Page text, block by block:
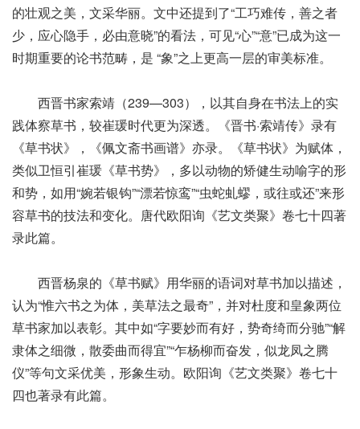
的壮观之美，文采华丽。文中还提到了“工巧难传，善之者
少，应心隐手，必由意晓”的看法，可见“心”“意”已成为这一
时期重要的论书范畴，是 “象”之上更高一层的审美标准。
西晋书家索靖（239—303），以其自身在书法上的实
践体察草书，较崔瑗时代更为深透。《晋书·索靖传》录有
《草书状》，《佩文斋书画谱》亦录。《草书状》为赋体，
类似卫恒引崔瑗《草书势》，多以动物的矫健生动喻字的形
和势，如用“婉若银钩”“漂若惊鸾”“虫蛇虬蟉，或往或还”来形
容草书的技法和变化。唐代欧阳询《艺文类聚》卷七十四著
录此篇。
西晋杨泉的《草书赋》用华丽的语词对草书加以描述，
认为“惟六书之为体，美草法之最奇”，并对杜度和皇象两位
草书家加以表彰。其中如“字要妙而有好，势奇绮而分驰”“解
隶体之细微，散委曲而得宜”“乍杨柳而奋发，似龙凤之腾
仪”等句文采优美，形象生动。欧阳询《艺文类聚》卷七十
四也著录有此篇。